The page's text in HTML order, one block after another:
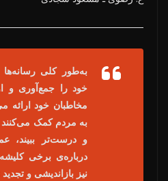
به‌طور کلی
خود را جمع‌آوری و
مخاطبان خود ارائه
به مردم کمک می‌کنند
و درست‌تر ببیند،
درباره‌ی برخی
نیز بازاندیشی و